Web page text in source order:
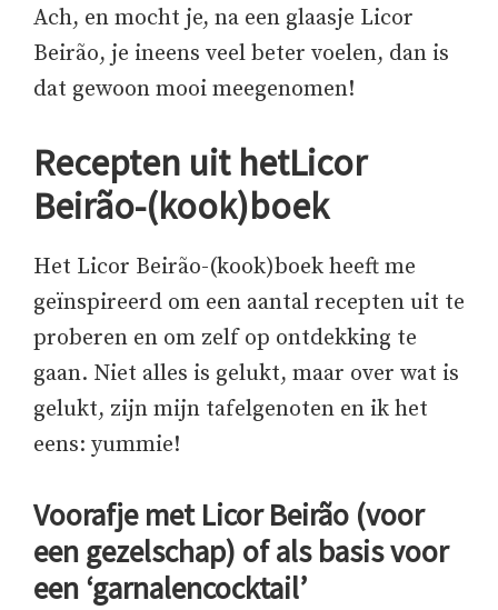
Ach, en mocht je, na een glaasje Licor
Beirão, je ineens veel beter voelen, dan is
dat gewoon mooi meegenomen!
Recepten uit hetLicor
Beirão-(kook)boek
Het Licor Beirão-(kook)boek heeft me
geïnspireerd om een aantal recepten uit te
proberen en om zelf op ontdekking te
gaan. Niet alles is gelukt, maar over wat is
gelukt, zijn mijn tafelgenoten en ik het
eens: yummie!
Voorafje met Licor Beirão (voor
een gezelschap) of als basis voor
een ‘garnalencocktail’